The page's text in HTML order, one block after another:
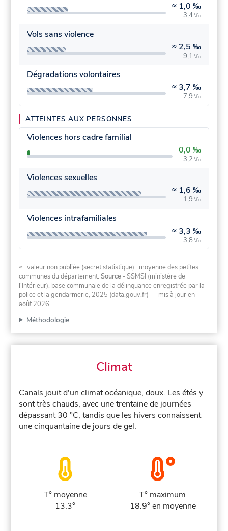
≈ 1,0 ‰
3,4 ‰
Vols sans violence
≈ 2,5 ‰
9,1 ‰
Dégradations volontaires
≈ 3,7 ‰
7,9 ‰
ATTEINTES AUX PERSONNES
Violences hors cadre familial
0,0 ‰
3,2 ‰
Violences sexuelles
≈ 1,6 ‰
1,9 ‰
Violences intrafamiliales
≈ 3,3 ‰
3,8 ‰
≈ : valeur non publiée (secret statistique) : moyenne des petites
communes du département.Source - SSMSI (ministère de
l'Intérieur), base communale de la délinquance enregistrée par la
police et la gendarmerie, 2025 (data.gouv.fr) — mis à jour en
août 2026.
Méthodologie
Climat
Canals jouit d'un climat océanique, doux. Les étés y
sont très chauds, avec une trentaine de journées
dépassant 30 °C, tandis que les hivers connaissent
une cinquantaine de jours de gel.
T° moyenne
13.3°
T° maximum
18.9° en moyenne